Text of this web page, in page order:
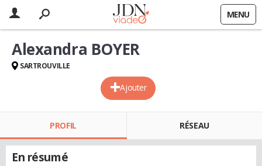
MENU
Ajouter
Alexandra BOYER
SARTROUVILLE
PROFIL RÉSEAU
En résumé